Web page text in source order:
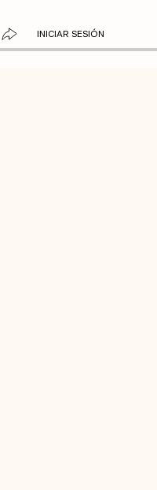
INICIAR SESIÓN